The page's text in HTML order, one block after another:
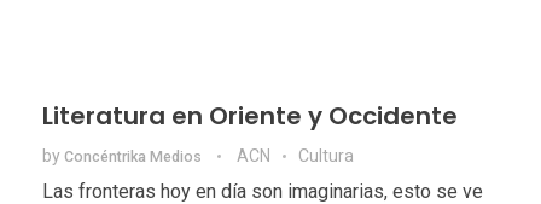
Literatura en Oriente y Occidente
by Concéntrika Medios ACN Cultura
Las fronteras hoy en día son imaginarias, esto se ve